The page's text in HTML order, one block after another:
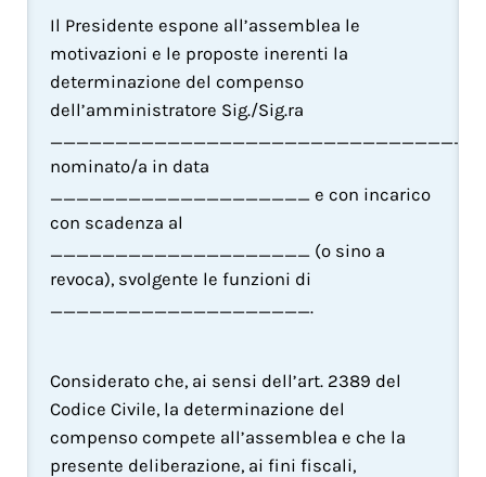
Il Presidente espone all’assemblea le
motivazioni e le proposte inerenti la
determinazione del compenso
dell’amministratore Sig./Sig.ra
nominato/a in data
____________________ e con incarico
con scadenza al
____________________ (o sino a
revoca), svolgente le funzioni di
____________________.
Considerato che, ai sensi dell’art. 2389 del
Codice Civile, la determinazione del
compenso compete all’assemblea e che la
presente deliberazione, ai fini fiscali,